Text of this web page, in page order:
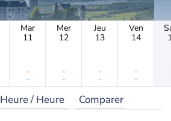
Mar
11
-
-
Mer
12
-
-
Jeu
13
-
-
Ven
14
-
-
Heure / Heure Comparer